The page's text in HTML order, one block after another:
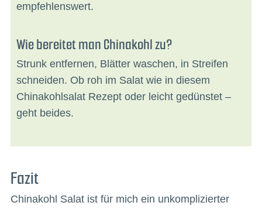
empfehlenswert.
Wie bereitet man Chinakohl zu?
Strunk entfernen, Blätter waschen, in Streifen
schneiden. Ob roh im Salat wie in diesem
Chinakohlsalat Rezept oder leicht gedünstet –
geht beides.
Fazit
Chinakohl Salat ist für mich ein unkomplizierter